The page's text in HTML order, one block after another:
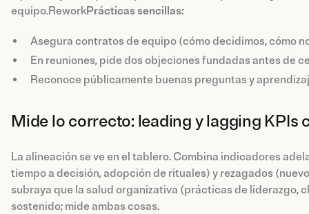
equipo.ReworkPrácticas sencillas:
Asegura contratos de equipo (cómo decidimos, cómo
En reuniones, pide dos objeciones fundadas antes de
Reconoce públicamente buenas preguntas y
Mide lo correcto: leading y lagging KPIs
La alineación se ve en el tablero. Combina indicadores
tiempo a decisión, adopción de rituales) y rezagados
subraya que la salud organizativa (prácticas de
sostenido; mide ambas cosas.